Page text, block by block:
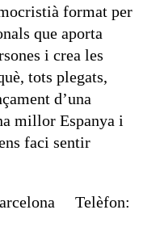
format per
que aporta
i crea les
tots plegats,
d’una
millor Espanya i
faci sentir
Telèfon: